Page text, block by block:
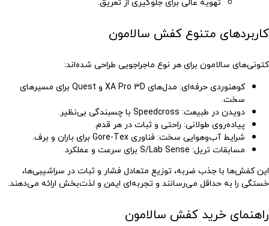
کاربردهای متنوع کفش سالامون
کتونی‌های سالامون برای هر نوع ماجراجویی طراحی شده‌اند:
کوهنوردی حرفه‌ای
: مدل‌های XA Pro 3D و Quest برای مسیرهای
سخت.
دویدن در طبیعت: Speedcross با چسبندگی بی‌نظیر.
پیاده‌روی طولانی: راحتی و ثبات در هر قدم.
شرایط آب‌وهوایی سخت: فناوری Gore-Tex برای باران و برف.
مسابقات تریل: S/Lab Sense برای سرعت و عملکرد.
این کفش‌ها با جذب ضربه، توزیع متعادل فشار و ثبات در سراشیبی‌ها،
خستگی را به حداقل می‌رسانند و تجربه‌ای ایمن و لذت‌بخش ارائه می‌دهند.
راهنمای خرید کفش سالامون